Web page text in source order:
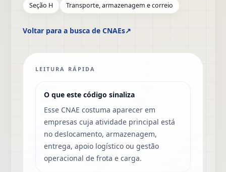
Seção H Transporte, armazenagem e correio
Voltar para a busca de CNAEs↗
LEITURA RÁPIDA
O que este código sinaliza
Esse CNAE costuma aparecer em
empresas cuja atividade principal está
no deslocamento, armazenagem,
entrega, apoio logístico ou gestão
operacional de frota e carga.